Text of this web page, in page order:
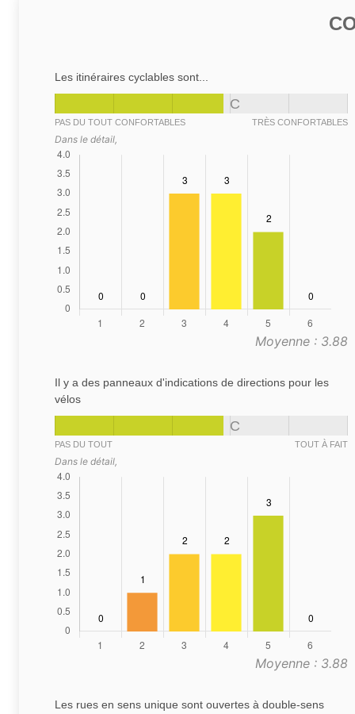
Les itinéraires cyclables sont...
C
PAS DU TOUT CONFORTABLES TRÈS CONFORTABLES
Dans le détail,
Moyenne : 3.88
Il y a des panneaux d'indications de directions pour les
vélos
C
PAS DU TOUT TOUT À FAIT
Dans le détail,
Moyenne : 3.88
Les rues en sens unique sont ouvertes à double-sens